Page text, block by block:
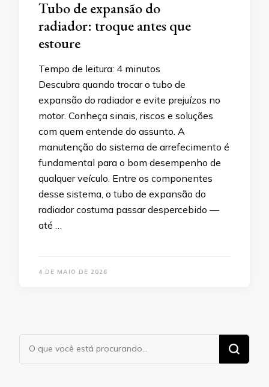
Tubo de expansão do
radiador: troque antes que
estoure
Tempo de leitura: 4 minutos
Descubra quando trocar o tubo de
expansão do radiador e evite prejuízos no
motor. Conheça sinais, riscos e soluções
com quem entende do assunto. A
manutenção do sistema de arrefecimento é
fundamental para o bom desempenho de
qualquer veículo. Entre os componentes
desse sistema, o tubo de expansão do
radiador costuma passar despercebido —
até …
4 DE MAIO DE 2026
Procurando
algo?